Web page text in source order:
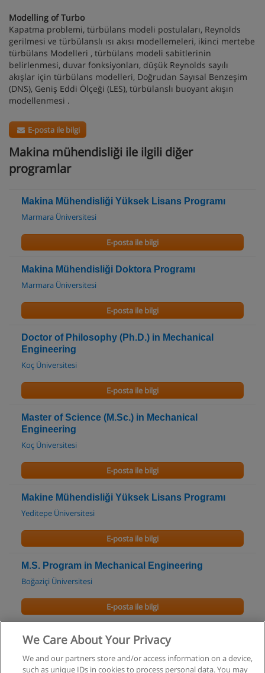
Modelling of Turbo
Kapatma problemi, türbülans modeli postulaları, Reynolds
gerilmesi ve türbülanslı ısı akısı modellemeleri, ikinci mertebe
türbülans Modelleri , türbülans modeli sabitlerinin
belirlenmesi, duvar fonksiyonları, düşük Reynolds sayılı
akışlar için türbülans modelleri, Doğrudan Sayısal Benzeşim
(DNS), Geniş Eddi Ölçeği (LES), türbülanslı buoyant akışın
modellenmesi .
E-posta ile bilgi
Makina mühendisliği ile ilgili diğer
programlar
Makina Mühendisliği Yüksek Lisans Programı
Marmara Üniversitesi
E-posta ile bilgi
Makina Mühendisliği Doktora Programı
Marmara Üniversitesi
E-posta ile bilgi
Doctor of Philosophy (Ph.D.) in Mechanical
Engineering
Koç Üniversitesi
E-posta ile bilgi
Master of Science (M.Sc.) in Mechanical
Engineering
Koç Üniversitesi
E-posta ile bilgi
Makine Mühendisliği Yüksek Lisans Programı
Yeditepe Üniversitesi
E-posta ile bilgi
M.S. Program in Mechanical Engineering
Boğaziçi Üniversitesi
E-posta ile bilgi
Ph.D. Program in Mechanical Engineering
We Care About Your Privacy
We and our partners store and/or access information on a device,
such as unique IDs in cookies to process personal data. You may